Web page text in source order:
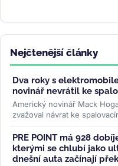
Nejčtenější články
Dva roky s
novinář nevrátil ke
Americký novinář Mack
zvažoval návrat ke
elektromobil...>>
PRE POINT má 928
kterými se chlubí jako
dnešní auta začínají